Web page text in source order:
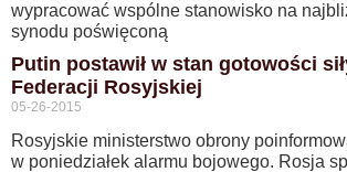
wypracować wspólne stanowisko na
synodu poświęconą
Putin postawił w stan gotowości
Federacji Rosyjskiej
05-26-2015
Rosyjskie ministerstwo obrony
w poniedziałek alarmu bojowego. Rosja